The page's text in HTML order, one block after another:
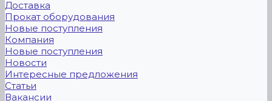
Доставка
Прокат оборудования
Новые поступления
Компания
Новые поступления
Новости
Интересные предложения
Статьи
Вакансии